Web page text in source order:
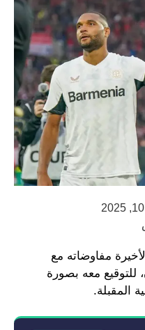
مفاوضاته مع
للتوقيع معه بصورة
المقبلة.